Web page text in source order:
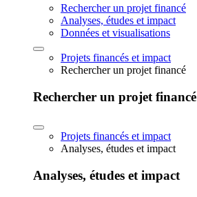
Rechercher un projet financé
Analyses, études et impact
Données et visualisations
Projets financés et impact
Rechercher un projet financé
Rechercher un projet financé
Projets financés et impact
Analyses, études et impact
Analyses, études et impact